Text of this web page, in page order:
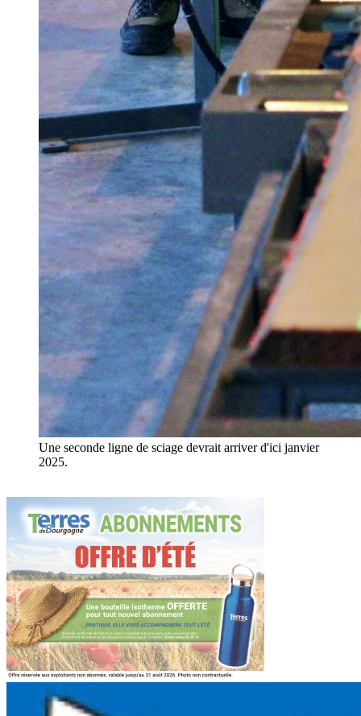
Une seconde ligne de sciage devrait arriver d'ici janvier
2025.